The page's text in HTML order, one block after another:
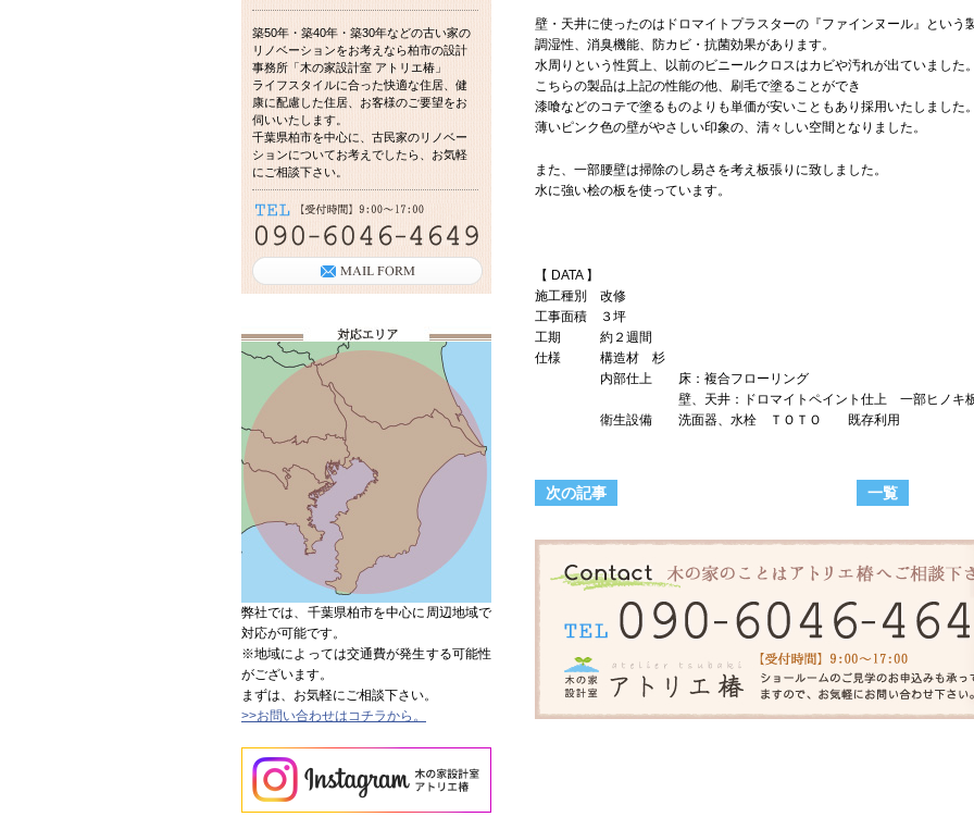
壁・天井に使ったのはドロマイトプラスターの『ファインヌール』という
調湿性、消臭機能、防カビ・抗菌効果があります。
水周りという性質上、以前のビニールクロスはカビや汚れが出ていました。
こちらの製品は上記の性能の他、刷毛で塗ることができ
漆喰などのコテで塗るものよりも単価が安いこともあり採用いたしました。
薄いピンク色の壁がやさしい印象の、清々しい空間となりました。
また、一部腰壁は掃除のし易さを考え板張りに致しました。
水に強い桧の板を使っています。
【 DATA 】
施工種別 改修
工事面積 ３坪
工期 約２週間
仕様 構造材 杉
内部仕上 床：複合フローリング
壁、天井：ドロマイトペイント仕上 一部ヒノキ板
衛生設備 洗面器、水栓 ＴＯＴＯ 既存利用
次の記事 一覧
築50年・築40年・築30年などの古い家の
リノベーションをお考えなら柏市の設計
事務所「木の家設計室 アトリエ椿」
ライフスタイルに合った快適な住居、健
康に配慮した住居、お客様のご要望をお
伺いいたします。
千葉県柏市を中心に、古民家のリノベー
ションについてお考えでしたら、お気軽
にご相談下さい。
弊社では、千葉県柏市を中心に周辺地域で
対応が可能です。
※地域によっては交通費が発生する可能性
がございます。
まずは、お気軽にご相談下さい。
>>お問い合わせはコチラから。